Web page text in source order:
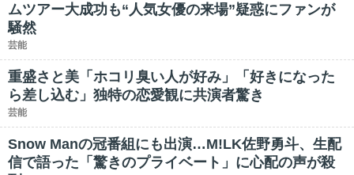
ムツアー大成功も“人気女優の来場”疑惑にファンが
騒然
芸能
重盛さと美「ホコリ臭い人が好み」「好きになった
ら差し込む」独特の恋愛観に共演者驚き
芸能
Snow Manの冠番組にも出演…M!LK佐野勇斗、生配
信で語った「驚きのプライベート」に心配の声が殺